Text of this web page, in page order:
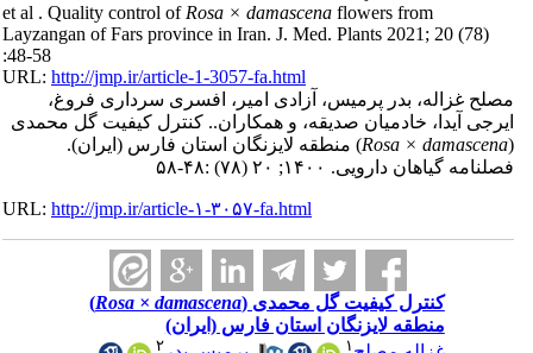
et al . Quality control ofRosa × damascenaflowers from
Layzangan of Fars province in Iran. J. Med. Plants 2021; 20 (78)
:48-58
URL:http://jmp.ir/article-1-3057-fa.html
غزاله، بدر پرمیس، آزادی امیر، افسری سرداری فروغ،
آیدا، خادمیان صدیقه، و همکاران.. کنترل کیفیت گل محمدی
Rosa ×) منطقه لایزنگان استان فارس (ایران).
گياهان دارویی. ۱۴۰۰; ۲۰ (۷۸) :۴۸-۵۸
URL:http://jmp.ir/article-۱-۳۰۵۷-fa.html
کنترل کیفیت گل محمدی (Rosa × damascena
)
منطقه لایزنگان استان فارس (ایران)